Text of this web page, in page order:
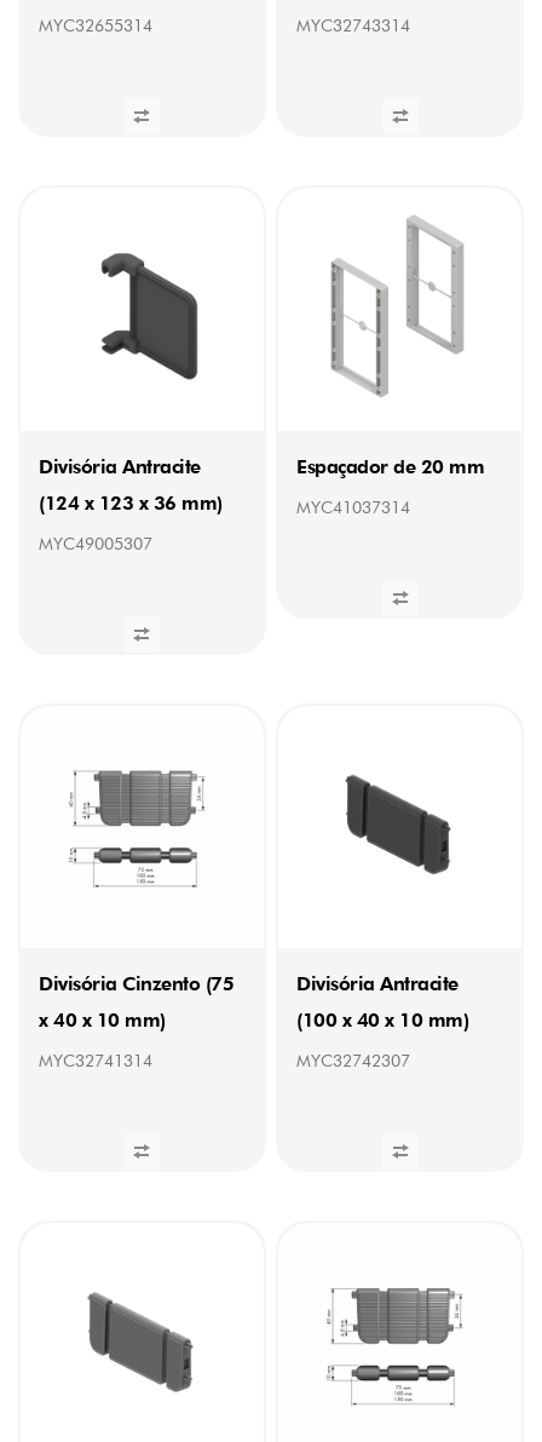
MYC32655314 MYC32743314
Divisória Antracite
(124 x 123 x 36 mm)
MYC49005307
Espaçador de 20 mm
MYC41037314
Divisória Cinzento (75
x 40 x 10 mm)
MYC32741314
Divisória Antracite
(100 x 40 x 10 mm)
MYC32742307